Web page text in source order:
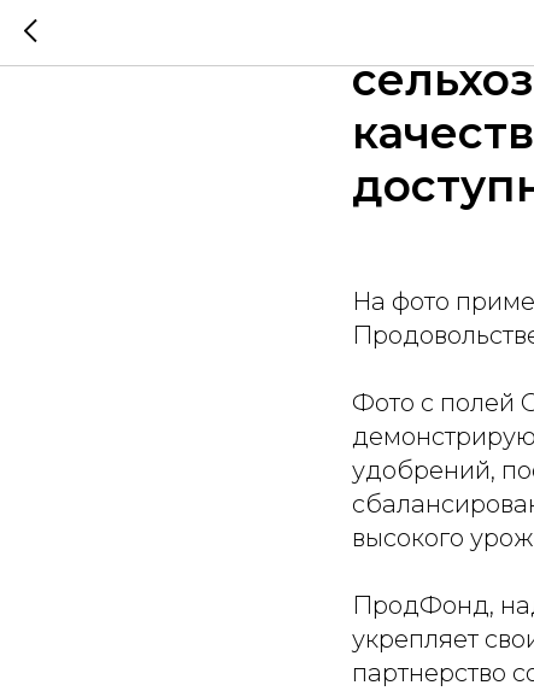
На фото
Фото с полей
удобрений,
высокого
ПродФонд,
укрепляет
партнерство